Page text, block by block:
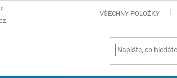
VŠECHNY POLOŽKY